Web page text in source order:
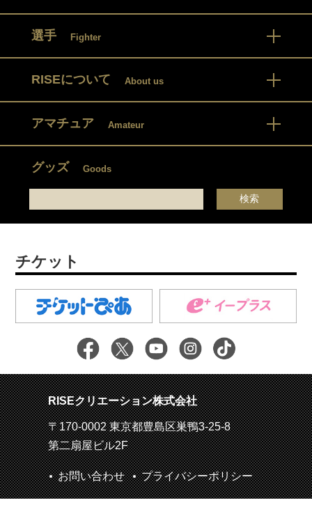
選手 Fighter
RISEについて About us
アマチュア Amateur
グッズ Goods
チケット
RISEクリエーション株式会社
〒170-0002 東京都豊島区巣鴨3-25-8
第二扇屋ビル2F
お問い合わせ プライバシーポリシー